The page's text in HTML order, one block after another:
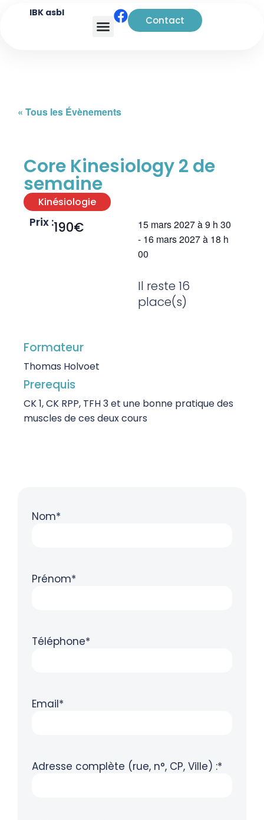
IBK asbl
Contact
« Tous les Évènements
Core Kinesiology 2 de
semaine
Kinésiologie
Prix :190€ 15 mars 2027à9 h 30
- 16 mars 2027à 18 h
00
Il reste 16
place(s)
Formateur
Thomas Holvoet
Prerequis
CK 1, CK RPP, TFH 3 et une bonne pratique des
muscles de ces deux cours
Nom*
Prénom*
Téléphone*
Email*
Adresse complète (rue, n°, CP, Ville) :*